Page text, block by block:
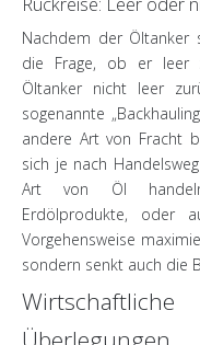
Nachdem der Öltanker
die Frage, ob er leer
Öltanker nicht leer
sogenannte
andere Art von Fracht
sich je nach
Art von Öl
Erdölprodukte, oder
Vorgehensweise
sondern senkt auch die